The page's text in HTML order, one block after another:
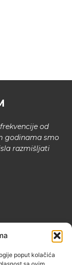
poput kolačića
od
godinama smo
razmišljati
ZENICA